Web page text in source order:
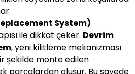
System)
ile dikkat çeker. Devrim
, yeni kilitleme mekanizması
şekilde monte edilen